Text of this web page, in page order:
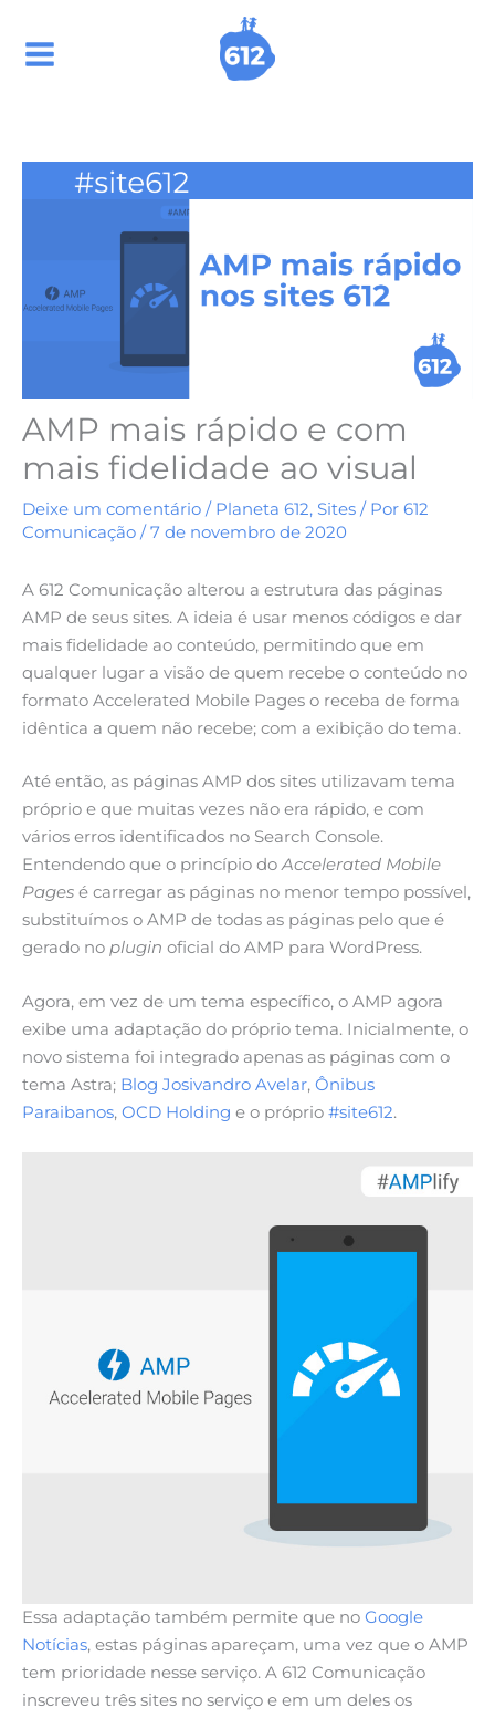
para
AMP mais rápido e com
mais fidelidade ao visual
Deixe um comentário / Planeta 612, Sites / Por 612
Comunicação /7 de novembro de 2020
A 612 Comunicação alterou a estrutura das páginas
AMP de seus sites. A ideia é usar menos códigos e dar
mais fidelidade ao conteúdo, permitindo que em
qualquer lugar a visão de quem recebe o conteúdo no
formato Accelerated Mobile Pages o receba de forma
idêntica a quem não recebe; com a exibição do tema.
Até então, as páginas AMP dos sites utilizavam tema
próprio e que muitas vezes não era rápido, e com
vários erros identificados no Search Console.
Entendendo que o princípio doAccelerated Mobile
Pages é carregar as páginas no menor tempo possível,
substituímos o AMP de todas as páginas pelo que é
gerado no plugin oficial do AMP para WordPress.
Agora, em vez de um tema específico, o AMP agora
exibe uma adaptação do próprio tema. Inicialmente, o
novo sistema foi integrado apenas as páginas com o
tema Astra; Blog Josivandro Avelar, Ônibus
Paraibanos, OCD Holding e o próprio #site612.
Essa adaptação também permite que no Google
Notícias, estas páginas apareçam, uma vez que o AMP
tem prioridade nesse serviço. A 612 Comunicação
inscreveu três sites no serviço e em um deles os